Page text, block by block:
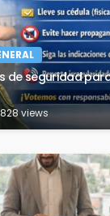
de seguridad
828 views